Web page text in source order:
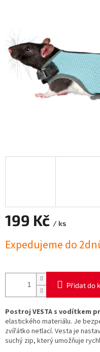
199 Kč / ks
cena:
Expedujeme do
Přidat do
Postroj VESTA s vodítkem
elastického materiálu. Je
zvířátko netlací. Vesta je
suchý zip, který umožňuje